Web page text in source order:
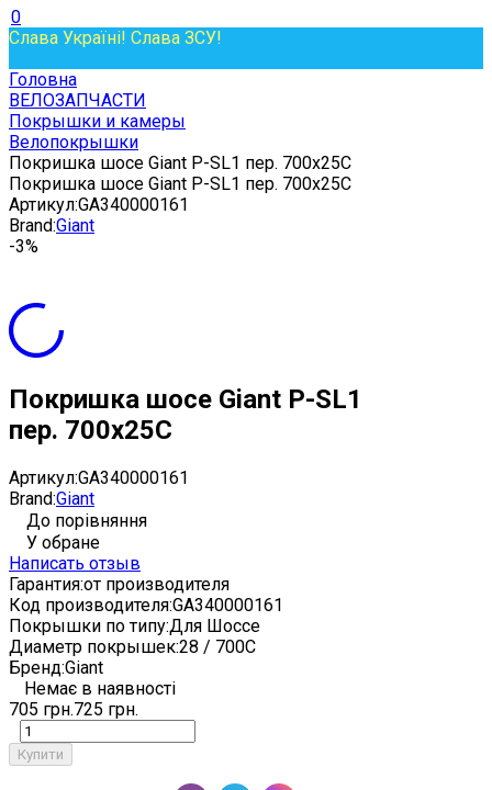
0
Слава Україні! Слава ЗСУ!
Головна
ВЕЛОЗАПЧАСТИ
Покрышки и камеры
Велопокрышки
Покришка шосе Giant P-SL1 пер. 700x25C
Покришка шосе Giant P-SL1 пер. 700x25C
Артикул:GA340000161
Brand:Giant
-3%
Покришка шосе Giant P-SL1
пер. 700x25C
Артикул:GA340000161
Brand:Giant
До порівняння
У обране
Написать отзыв
Гарантия:от производителя
Код производителя:GA340000161
Покрышки по типу:Для Шоссе
Диаметр покрышек:28 / 700C
Бренд:Giant
Немає в наявності
705 грн.725 грн.
Купити